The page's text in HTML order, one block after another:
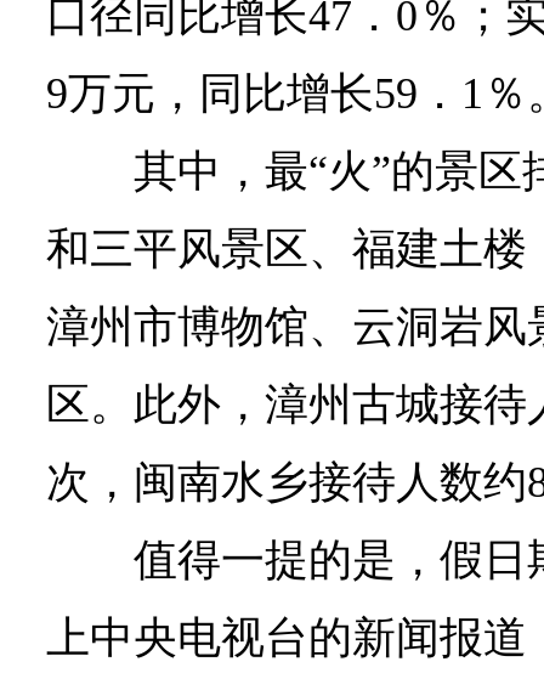
口径同比增长47．0％；
9万元，同比增长59．1％
其中，最“火”的景
和三平风景区、福建土
漳州市博物馆、云洞岩
区。此外，漳州古城接待
次，闽南水乡接待人数约
值得一提的是，假
上中央电视台的新闻报